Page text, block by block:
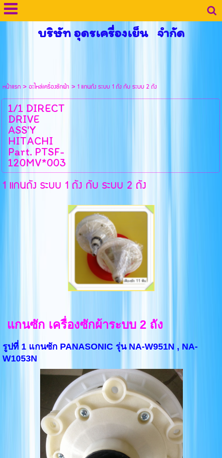
บริษัท อุดรเครื่องเย็น จำกัด
หน้าแรก>อะไหล่เครื่องซักผ้า >1 แกนถัง ระบบ 1 ถัง กับ ระบบ 2 ถัง
1/1 DIRECT
DRIVE
ASS'Y
HITACHI
Part. PTSF-
120MV*003
1 แกนถัง ระบบ 1 ถัง กับ ระบบ 2 ถัง
แกนซัก เครื่องซักผ้าระบบ 2 ถัง
รูปที่ 1 แกนซัก PANASONIC รุ่น NA-W951N , NA-
W1053N